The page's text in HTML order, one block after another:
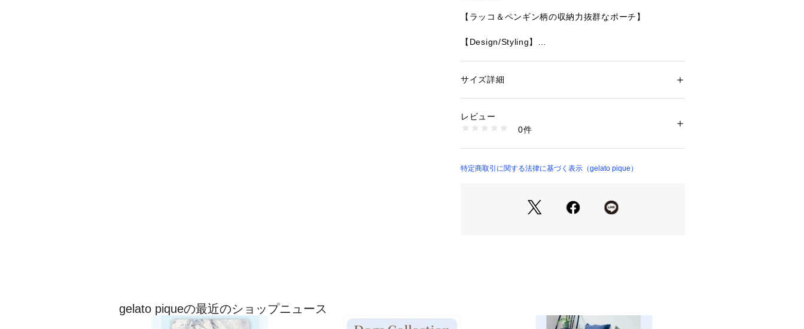
【ラッコ＆ペンギン柄の収納力抜群なポーチ】
【Design/Styling】
ato pioqueらしい優しいタッチで海の生き物たちを描い
などをたっぷり収納していただけます。内側にギャザー
ポケットやファスナーポケット付き。お魚型のシリコン
柄のイエローの2色展開。同シリーズのルームウェアや
※照明の関係により、実際よりも色味が違って見える場
性別：レディース
商品番号：
PWGB262666 （ショップ）
サイズ詳細
レビュー
0件
特定商取引に関する法律に基づく表示（gelato pique）
gelato piqueの最近のショップニュース